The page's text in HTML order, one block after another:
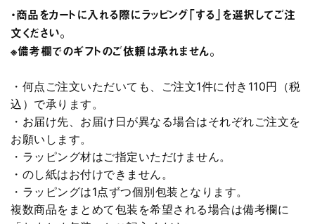
・商品をカートに入れる際にラッピング「する」を選択してご注
文ください。
※備考欄でのギフトのご依頼は承れません。
・何点ご注文いただいても、ご注文1件に付き110円（税
込）で承ります。
・お届け先、お届け日が異なる場合はそれぞれご注文を
お願いします。
・ラッピング材はご指定いただけません。
・のし紙はお付けできません。
・ラッピングは1点ずつ個別包装となります。
複数商品をまとめて包装を希望される場合は備考欄に